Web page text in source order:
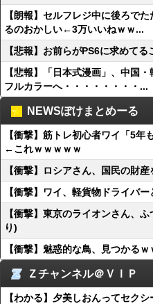
【朗報】セルフレジ中に後ろで
るのおかしい←3万いいねｗｗ...
【悲報】お前らがPS6に求めて
【悲報】「日本式漫画」、中国
フルカラーへ・・・・・・・・...
NEWSぽけまとめーる
【衝撃】筋トレ初心者ワイ「5年
←これｗｗｗｗｗ
【衝撃】ロシアさん、国民の財
【衝撃】ワイ、軽貨物ドライバ
【衝撃】東京のライオンさん、
り)
【衝撃】魅惑的な鳥、見つかる
Ｚチャンネル＠ＶＩＰ
【わかる】夕美しおんってセク